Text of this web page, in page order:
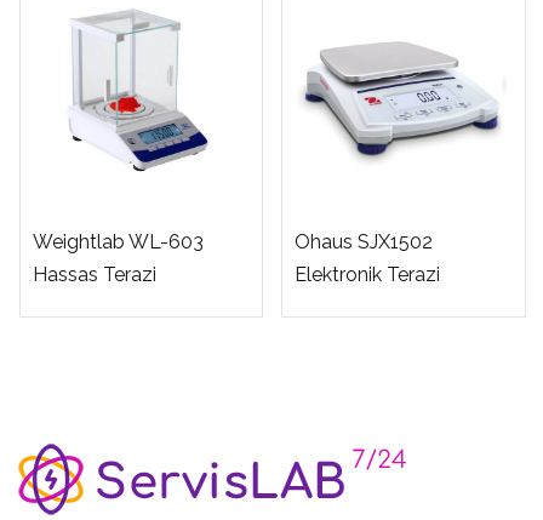
Weightlab WL-603
Hassas Terazi
Ohaus SJX1502
Elektronik Terazi